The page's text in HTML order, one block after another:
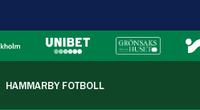
HAMMARBY FOTBOLL